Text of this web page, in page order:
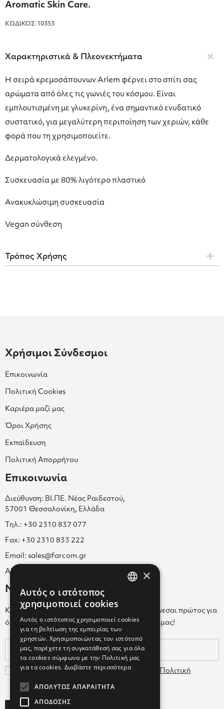
Aromatic Skin Care.
ΚΩΔΙΚΟΣ:10353
Χαρακτηριστικά & Πλεονεκτήματα
Η σειρά κρεμοσάπουνων Arlem φέρνει στο σπίτι σας
αρώματα από όλες τις γωνιές του κόσμου. Είναι
εμπλουτισμένη με γλυκερίνη, ένα σημαντικό ενυδατικό
συστατικό, για μεγαλύτερη περιποίηση των χεριών, κάθε
φορά που τη χρησιμοποιείτε.
Δερματολογικά ελεγμένο.
Συσκευασία με 80% λιγότερο πλαστικό
Ανακυκλώσιμη συσκευασία
Vegan σύνθεση
Τρόπος Χρήσης
Χρήσιμοι Σύνδεσμοι
Επικοινωνία
Πολιτική Cookies
Καριέρα μαζί μας
Όροι Χρήσης
Εκπαίδευση
Πολιτική Απορρήτου
Επικοινωνία
Διεύθυνση: ΒΙ.ΠΕ. Νέας Ραιδεστού,
57001 Θεσσαλονίκη, Ελλάδα
Τηλ.: +30 2310 837 077
Fax: +30 2310 833 222
Email: sales@farcom.gr
ΑΡ.Γ.Ε.ΜΗ. 038365205000
Newsletter
Κάνε εγγραφή στο Newsletter για να ενημερώνεσαι πρώτος για
όλα τα νέα μας και τα ολοκαίνουρια προϊόντα μας!
Συμφωνώ με τουςΌρους Χρήσης
Πολιτική
Δεδομένων
×
Αυτός ο ιστότοπος
χρησιμοποιεί cookies
Αυτός ο ιστότοπος χρησιμοποιεί cookies
για τη βελτίωση της εμπειρίας των
χρηστών. Χρησιμοποιώντας τον ιστότοπό
μας, παρέχετε τη συγκατάθεσή σας για όλα
τα cookies σύμφωνα με την Πολιτική μας
για τα cookies. Διαβάστε περισσότερα
ΑΠΟΛΎΤΩΣ ΑΠΑΡΑΊΤΗΤΑ
ΑΠΌΔΟΣΗΣ